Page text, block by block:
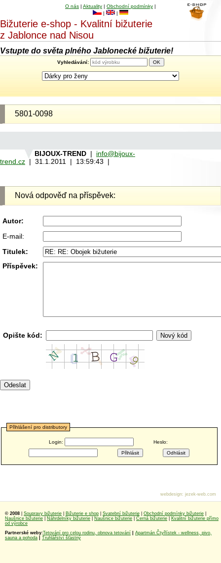
O nás | Aktuality | Obchodní podmínky |
|
|
Bižuterie e-shop - Kvalitní bižuterie
z Jablonce nad Nisou
Vstupte do světa plného Jablonecké bižuterie!
Vyhledávání:
5801-0098
BIJOUX-TREND | info@bijoux-
trend.cz | 31.1.2011 | 13:59:43 |
Nová odpověď na příspěvek:
Autor:
E-mail:
Titulek:
Příspěvek:
Opište kód:
Přihlášení pro distributory
Login: Heslo:
© 2008 Soupravy bižuterie Bižuterie e shop Svatební bižuterie Obchodní podmínky bižuterie
Naušnice bižuterie
Náhrdelníky bižuterie Naušnice bižuterie Černá bižuterie
Kvalitní bižuterie přímo
od výrobce
Partnerské weby:Tetování pro celou rodinu, obnova tetování
Apartmán Čtyřlístek - wellness, pivo,
sauna a pohoda
Truhlářství šťastný
webdesign: jezek-web.com